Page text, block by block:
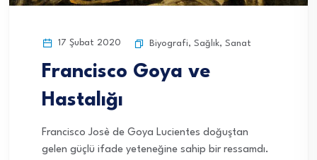
17 Şubat 2020 Biyografi, Sağlık, Sanat
Francisco Goya ve
Hastalığı
Francisco Josè de Goya Lucientes doğuştan
gelen güçlü ifade yeteneğine sahip bir ressamdı.